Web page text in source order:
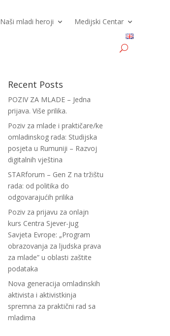
Naši mladi heroji Medijski Centar
Recent Posts
POZIV ZA MLADE – Jedna
prijava. Više prilika.
Poziv za mlade i praktičare/ke
omladinskog rada: Studijska
posjeta u Rumuniji – Razvoj
digitalnih vještina
STARforum – Gen Z na tržištu
rada: od politika do
odgovarajućih prilika
Poziv za prijavu za onlajn
kurs Centra Sjever-jug
Savjeta Evrope: „Program
obrazovanja za ljudska prava
za mlade” u oblasti zaštite
podataka
Nova generacija omladinskih
aktivista i aktivistkinja
spremna za praktični rad sa
mladima